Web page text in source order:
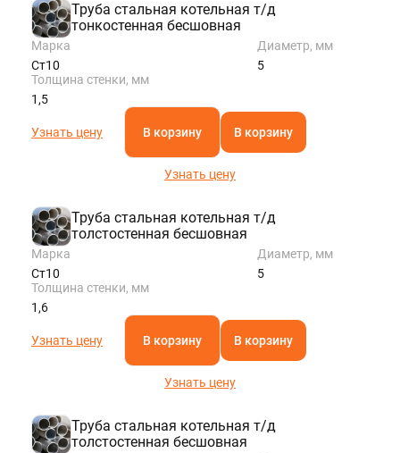
Труба стальная котельная т/д
тонкостенная бесшовная
Марка
Ст10
Диаметр, мм
5
Толщина стенки, мм
1,5
Узнать цену В корзину В корзину
Узнать цену
Труба стальная котельная т/д
толстостенная бесшовная
Марка
Ст10
Диаметр, мм
5
Толщина стенки, мм
1,6
Узнать цену В корзину В корзину
Узнать цену
Труба стальная котельная т/д
толстостенная бесшовная